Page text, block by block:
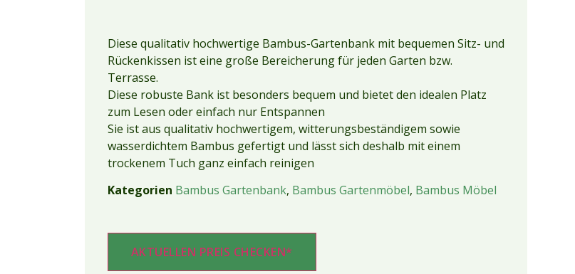
Diese qualitativ hochwertige Bambus-Gartenbank mit bequemen Sitz- und
Rückenkissen ist eine große Bereicherung für jeden Garten bzw.
Terrasse.
Diese robuste Bank ist besonders bequem und bietet den idealen Platz
zum Lesen oder einfach nur Entspannen
Sie ist aus qualitativ hochwertigem, witterungsbeständigem sowie
wasserdichtem Bambus gefertigt und lässt sich deshalb mit einem
trockenem Tuch ganz einfach reinigen
Kategorien Bambus Gartenbank, Bambus Gartenmöbel, Bambus Möbel
AKTUELLEN PREIS CHECKEN*